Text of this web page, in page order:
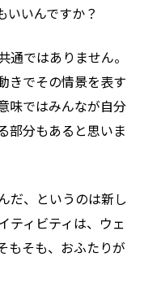
いいんですか？
通ではありません。
きでその情景を表す
味ではみんなが自分
部分もあると思いま
だ、というのは新し
ティビティは、ウェ
もそも、おふたりが